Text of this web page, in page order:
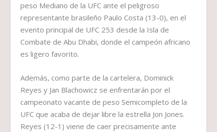
peso Mediano de la UFC ante el peligroso
representante brasileño Paulo Costa (13-0), en el
evento principal de UFC 253 desde la Isla de
Combate de Abu Dhabi, donde el campeón africano
es ligero favorito.
Además, como parte de la cartelera, Dominick
Reyes y Jan Blachowicz se enfrentarán por el
campeonato vacante de peso Semicompleto de la
UFC que acaba de dejar libre la estrella Jon Jones.
Reyes (12-1) viene de caer precisamente ante